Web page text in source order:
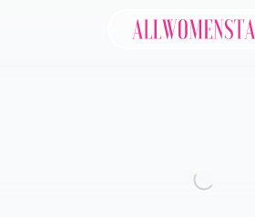
Allwomenstalk